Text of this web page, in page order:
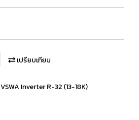
เปรียบเทียบ
VSWA Inverter R-32 (13-18K)